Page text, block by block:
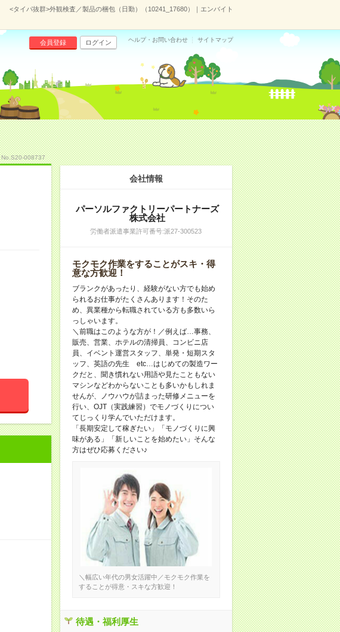
<タイパ抜群>外観検査／製品の梱包（日勤）（10241_17680）｜エンバイト
会員登録 ログイン ヘルプ・お問い合わせ サイトマップ
No.S20-008737
会社情報
パーソルファクトリーパートナーズ
株式会社
労働者派遣事業許可番号:派27-300523
モクモク作業をすることがスキ・得
意な方歓迎！
ブランクがあったり、経験がない方でも始め
られるお仕事がたくさんあります！そのた
め、異業種から転職されている方も多数いら
っしゃいます。
＼前職はこのような方が！／例えば…事務、
販売、営業、ホテルの清掃員、コンビニ店
員、イベント運営スタッフ、単発・短期スタ
ッフ、英語の先生 etc…はじめての製造ワー
クだと、聞き慣れない用語や見たこともない
マシンなどわからないことも多いかもしれま
せんが、ノウハウが詰まった研修メニューを
行い、OJT（実践練習）でモノづくりについ
てじっくり学んでいただけます。
「長期安定して稼ぎたい」「モノづくりに興
味がある」「新しいことを始めたい」そんな
方はぜひ応募ください♪
＼幅広い年代の男女活躍中／モクモク作業を
することが得意・スキな方歓迎！
待遇・福利厚生